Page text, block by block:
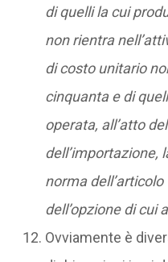
di quelli la cui
non rientra
di costo unitario
cinquanta e di
operata, all’atto
dell’importazione,
norma
dell’opzione di cui
Ovviamente è